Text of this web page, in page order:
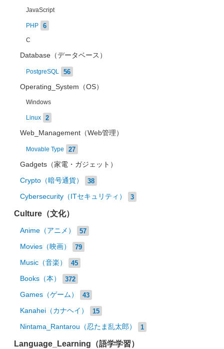
JavaScript
PHP 6
C
Database（データベース）
PostgreSQL 56
Operating_System（OS）
Windows
Linux 2
Web_Management（Web管理）
Movable Type 27
Gadgets（家電・ガジェット）
Crypto（暗号通貨） 38
Cybersecurity（ITセキュリティ） 3
Culture（文化）
Anime（アニメ） 57
Movies（映画） 79
Music（音楽） 45
Books（本） 372
Games（ゲーム） 43
Kanahei（カナヘイ） 15
Nintama_Rantarou（忍たま乱太郎） 1
Language_Learning（語学学習）